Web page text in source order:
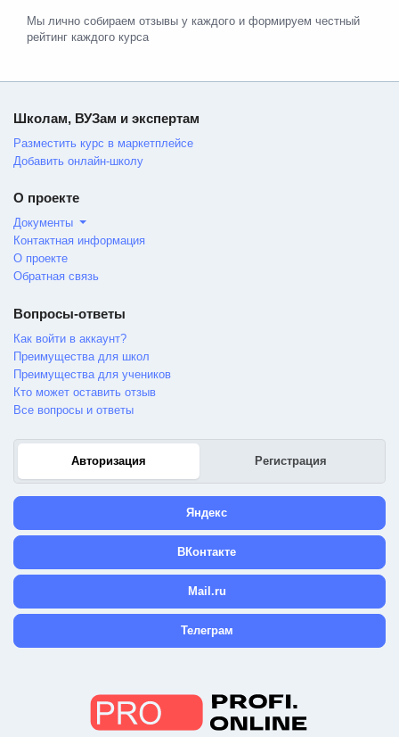
Мы лично собираем отзывы у каждого и формируем честный
рейтинг каждого курса
Школам, ВУЗам и экспертам
Разместить курс в маркетплейсе
Добавить онлайн-школу
О проекте
Документы
Контактная информация
О проекте
Обратная связь
Вопросы-ответы
Как войти в аккаунт?
Преимущества для школ
Преимущества для учеников
Кто может оставить отзыв
Все вопросы и ответы
Авторизация Регистрация
Яндекс
ВКонтакте
Mail.ru
Телеграм